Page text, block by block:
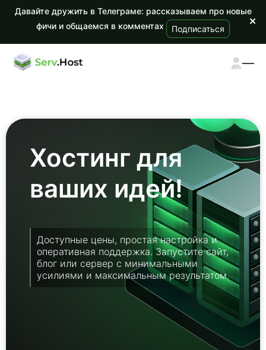
Давайте дружить в Телеграме: рассказываем про новые
фичи и общаемся в комментах
Подписаться
Хостинг для
ваших идей!
Доступные цены, простая настройка и
оперативная поддержка. Запустите сайт,
блог или сервер с минимальными
усилиями и максимальным результатом.